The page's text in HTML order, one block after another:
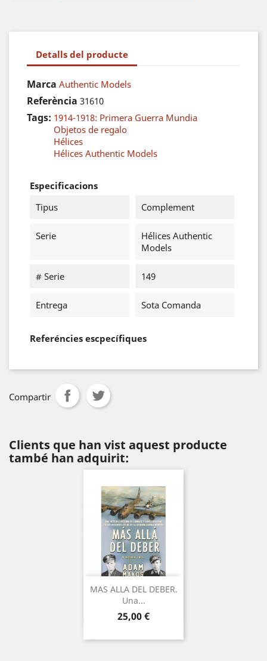
Detalls del producte
Marca Authentic Models
Referència 31610
Tags: 1914-1918: Primera Guerra Mundia
Objetos de regalo
Hélices
Hélices Authentic Models
Especificacions
Tipus
Complement
Serie
Hélices Authentic
Models
# Serie 149
Entrega Sota Comanda
Referéncies escpecífiques
Compartir
Clients que han vist aquest producte
també han adquirit:
MAS ALLA DEL DEBER.
Una...
Preu
25,00 €